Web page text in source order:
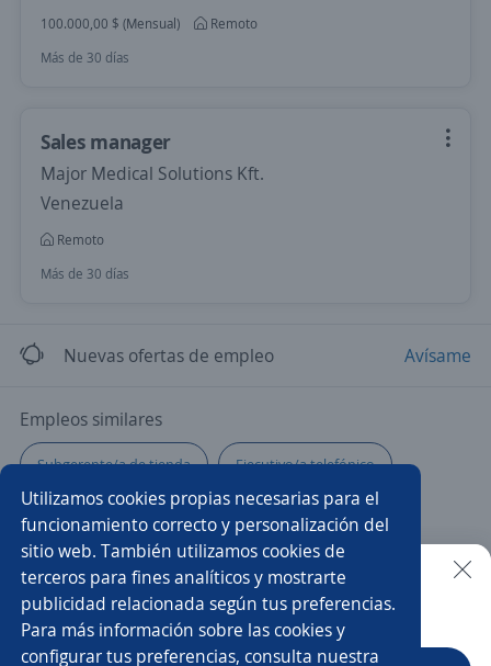
Utilizamos cookies propias necesarias para el
funcionamiento correcto y personalización del
sitio web. También utilizamos cookies de
terceros para fines analíticos y mostrarte
publicidad relacionada según tus preferencias.
Para más información sobre las cookies y
configurar tus preferencias, consulta nuestra
100.000,00 $ (Mensual)
Remoto
Más de 30 días
Sales manager
Major Medical Solutions Kft.
Venezuela
Remoto
Más de 30 días
Nuevas ofertas de empleo Avísame
Empleos similares
Subgerente/a de tienda Ejecutivo/a telefónico
Gerente tienda Encargado/a de tienda
Gerente de compras Gerente comercial
Supervisor/a de ventas Ejecutivo/a de ventas
Buscar es más fácil en la app